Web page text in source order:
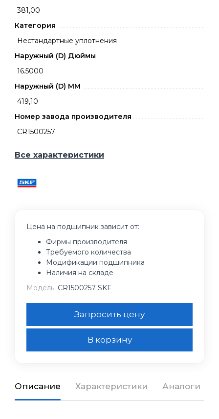
381,00
Категория
Нестандартные уплотнения
Наружный (D) Дюймы
16.5000
Наружный (D) ММ
419,10
Номер завода производителя
CR1500257
Все характеристики
Цена на подшипник зависит от:
Фирмы производителя
Требуемого количества
Модификации подшипника
Наличия на складе
Модель: CR1500257 SKF
Запросить цену
В корзину
Описание Характеристики Аналоги